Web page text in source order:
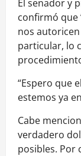
El senador y
confirmó que
nos
particular, lo
“Espero que
estemos ya
Cabe
verdadero
posibles. Por